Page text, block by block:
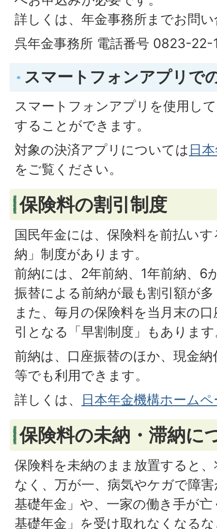
詳しくは、年金事務所までお問
呉年金事務所 電話番号 0823-22-
スマートフォンアプリで
スマートフォンアプリを使用し
することができます。
対象の決済アプリについては 日
をご覧ください。
保険料の割引制度
国民年金には、保険料を前払い
納」制度があります。
前納には、2年前納、1年前納、6
振替による前納が最も割引額が
また、毎月の保険料を当月末の
引となる「早割制度」もありま
前納は、口座振替のほか、現金
等でも利用できます。
詳しくは、
日本年金機構ホーム
保険料の未納・滞納に
保険料を未納のまま放置すると
なく、万が一、病気やケガで障
基礎年金」や、一家の働き手が
基礎年金」を受け取れなくなる